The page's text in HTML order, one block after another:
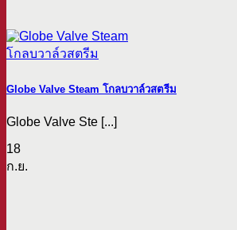
Globe Valve Steam โกลบวาล์วสตรีม
Globe Valve Ste [...]
18
ก.ย.